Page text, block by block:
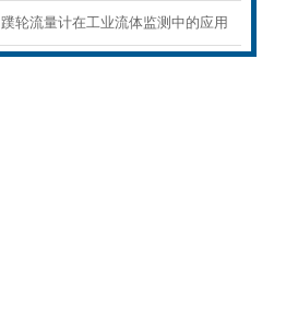
和故障处理指南
蹼轮流量计在工业流体监测中的应用